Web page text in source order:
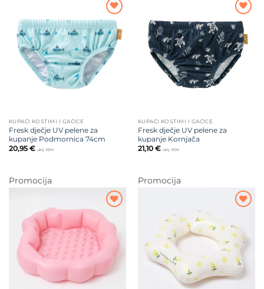
Dodajte
na listu
želja
KUPAĆI KOSTIMI I GAĆICE
Fresk dječje UV pelene za
kupanje Podmornica 74cm
20,95 € uklj. PDV
Dodajte
na listu
želja
KUPAĆI KOSTIMI I GAĆICE
Fresk dječje UV pelene za
kupanje Kornjača
21,10 € uklj. PDV
Promocija
Dodajte
na listu
Promocija
želja